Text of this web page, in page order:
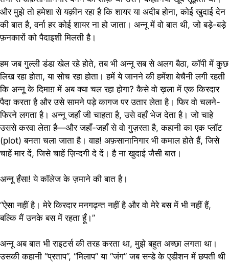
और मुझे तो हमेशा से यक़ीन रहा है कि शायर या अदीब होना, कोई खुदाई देन
की बात है, वर्ना हर कोई शायर ना हो जाता। अन्नू में वो बात थी, जो बड़े-बड़े
फ़नकारों को पैदाइशी मिलती है।
हम जब गुल्ली डंडा खेल रहे होते, तब भी अन्नू सब से अलग बैठा, कॉपी में कुछ
लिख रहा होता, या सोच रहा होता। हमें ये जानने की हमेंशा बेचैनी लगी रहती
कि अन्नू के दिमाग़ में अब क्या चल रहा होगा? कैसे वो ख़ला में एक किरदार
पैदा करता है और उसे सामने पड़े कागज पर उतार लेता है। फिर वो चलने-
फिरने लगता है। अन्नू जहाँ जी चाहता है, उसे वहाँ भेज देता है। जो चाहे
उससे करवा लेता है—और जहाँ-जहाँ से वो गुज़रता है, कहानी का एक प्लॉट
(plot) बनता चला जाता है। वाह! अफ़सानानिगार भी कमाल होते हैं, जिसे
चाहें मार दें, जिसे चाहें ज़िन्दगी दे दें। है ना खुदाई जैसी बात।
अन्नू हँसा! ये कॉलेज के ज़माने की बात है।
“ऐसा नहीं है। मेरे किरदार मनगढ़न्त नहीं है और वो मेरे बस में भी नहीं हैं,
बल्कि मैं उनके बस में रहता हूँ।”
अन्नू अब बात भी राइटर्स की तरह करता था, मुझे बहुत अच्छा लगता था।
उसकी कहानी “प्रताप”, “मिलाप” या “जंग” जब सन्डे के एडीशन में छपती थी